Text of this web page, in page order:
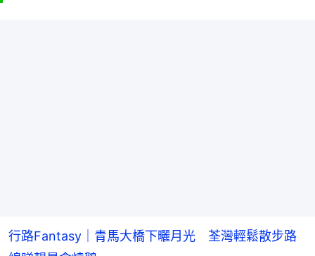
行路Fantasy｜青馬大橋下曬月光 荃灣輕鬆散步路